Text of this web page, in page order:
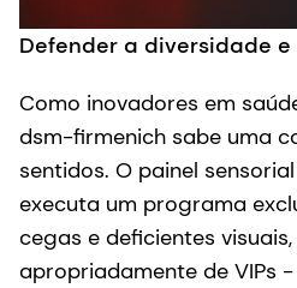
Defender a diversidade
Como inovadores em
dsm-firmenich sabe uma
sentidos. O painel
executa um programa
cegas e deficientes
apropriadamente de VIPs